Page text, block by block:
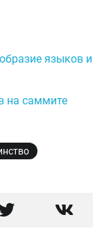
языков и
на саммите